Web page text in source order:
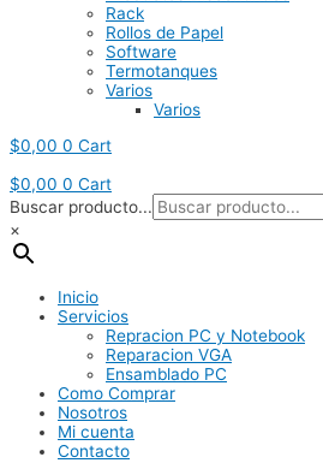
Rack
Rollos de Papel
Software
Termotanques
Varios
Varios
$0,00 0 Cart
$0,00 0 Cart
Buscar producto...
×
Inicio
Servicios
Repracion PC y Notebook
Reparacion VGA
Ensamblado PC
Como Comprar
Nosotros
Mi cuenta
Contacto